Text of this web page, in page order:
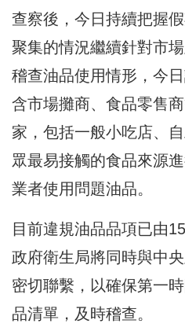
查察後，今日持續把握
聚集的情況繼續針對市
稽查油品使用情形，今
含市場攤商、食品零售
家，包括一般小吃店、
眾最易接觸的食品來源
業者使用問題油品。
目前違規油品品項已由
政府衛生局將同時與中
密切聯繫，以確保第一
品清單，及時稽查。